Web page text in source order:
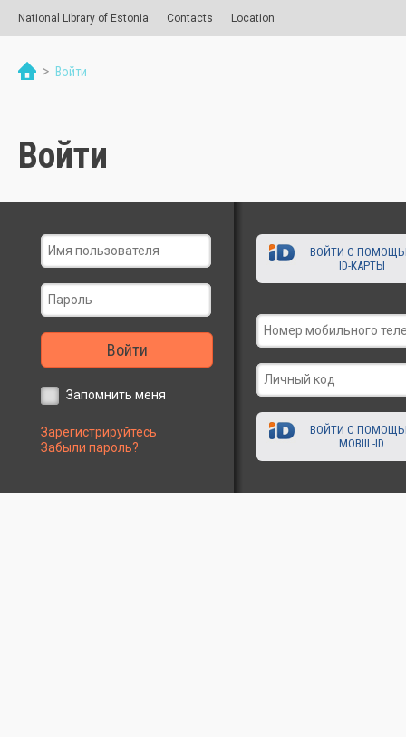
National Library of Estonia Contacts Location
> Войти
Войти
Войти
Запомнить меня
Зарегистрируйтесь
Забыли пароль?
ВОЙТИ С
ID-КАРТЫ
ВОЙТИ С
MOBIIL-ID